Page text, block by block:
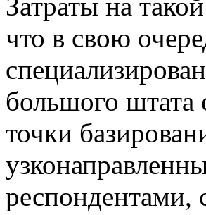
что в свою
большого штата
точки
респондентами,